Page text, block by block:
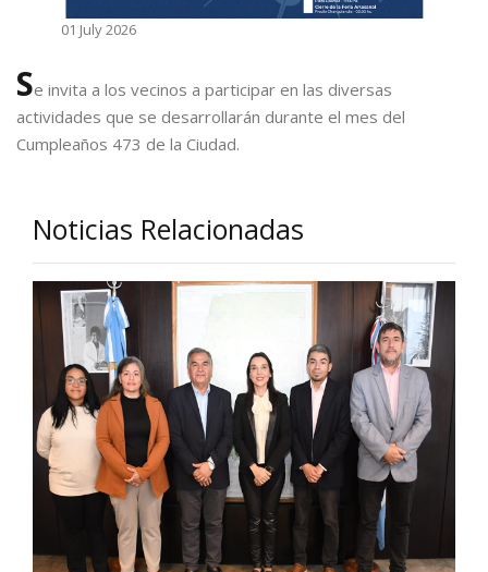
01 July 2026
Se invita a los vecinos a participar en las diversas
actividades que se desarrollarán durante el mes del
Cumpleaños 473 de la Ciudad.
Noticias Relacionadas